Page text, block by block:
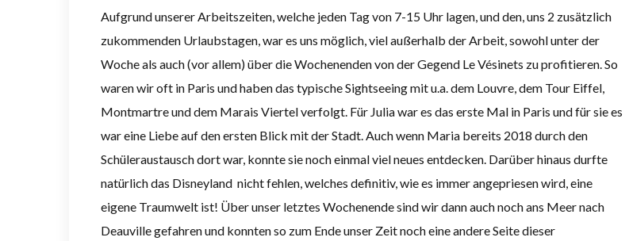
Aufgrund unserer Arbeitszeiten, welche jeden Tag von 7-15 Uhr lagen, und den, uns 2 zusätzlich
zukommenden Urlaubstagen, war es uns möglich, viel außerhalb der Arbeit, sowohl unter der
Woche als auch (vor allem) über die Wochenenden von der Gegend Le Vésinets zu profitieren. So
waren wir oft in Paris und haben das typische Sightseeing mit u.a. dem Louvre, dem Tour Eiffel,
Montmartre und dem Marais Viertel verfolgt. Für Julia war es das erste Mal in Paris und für sie es
war eine Liebe auf den ersten Blick mit der Stadt. Auch wenn Maria bereits 2018 durch den
Schüleraustausch dort war, konnte sie noch einmal viel neues entdecken. Darüber hinaus durfte
natürlich das Disneyland nicht fehlen, welches definitiv, wie es immer angepriesen wird, eine
eigene Traumwelt ist! Über unser letztes Wochenende sind wir dann auch noch ans Meer nach
Deauville gefahren und konnten so zum Ende unser Zeit noch eine andere Seite dieser